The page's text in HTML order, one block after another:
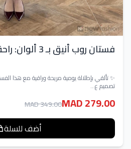
فستان روب أنيق بـ 3 ألوان: راحة وأناقة لا مثيل لها!
تصميم ع...
MAD 279.00
MAD 349.00
أضف للسلة